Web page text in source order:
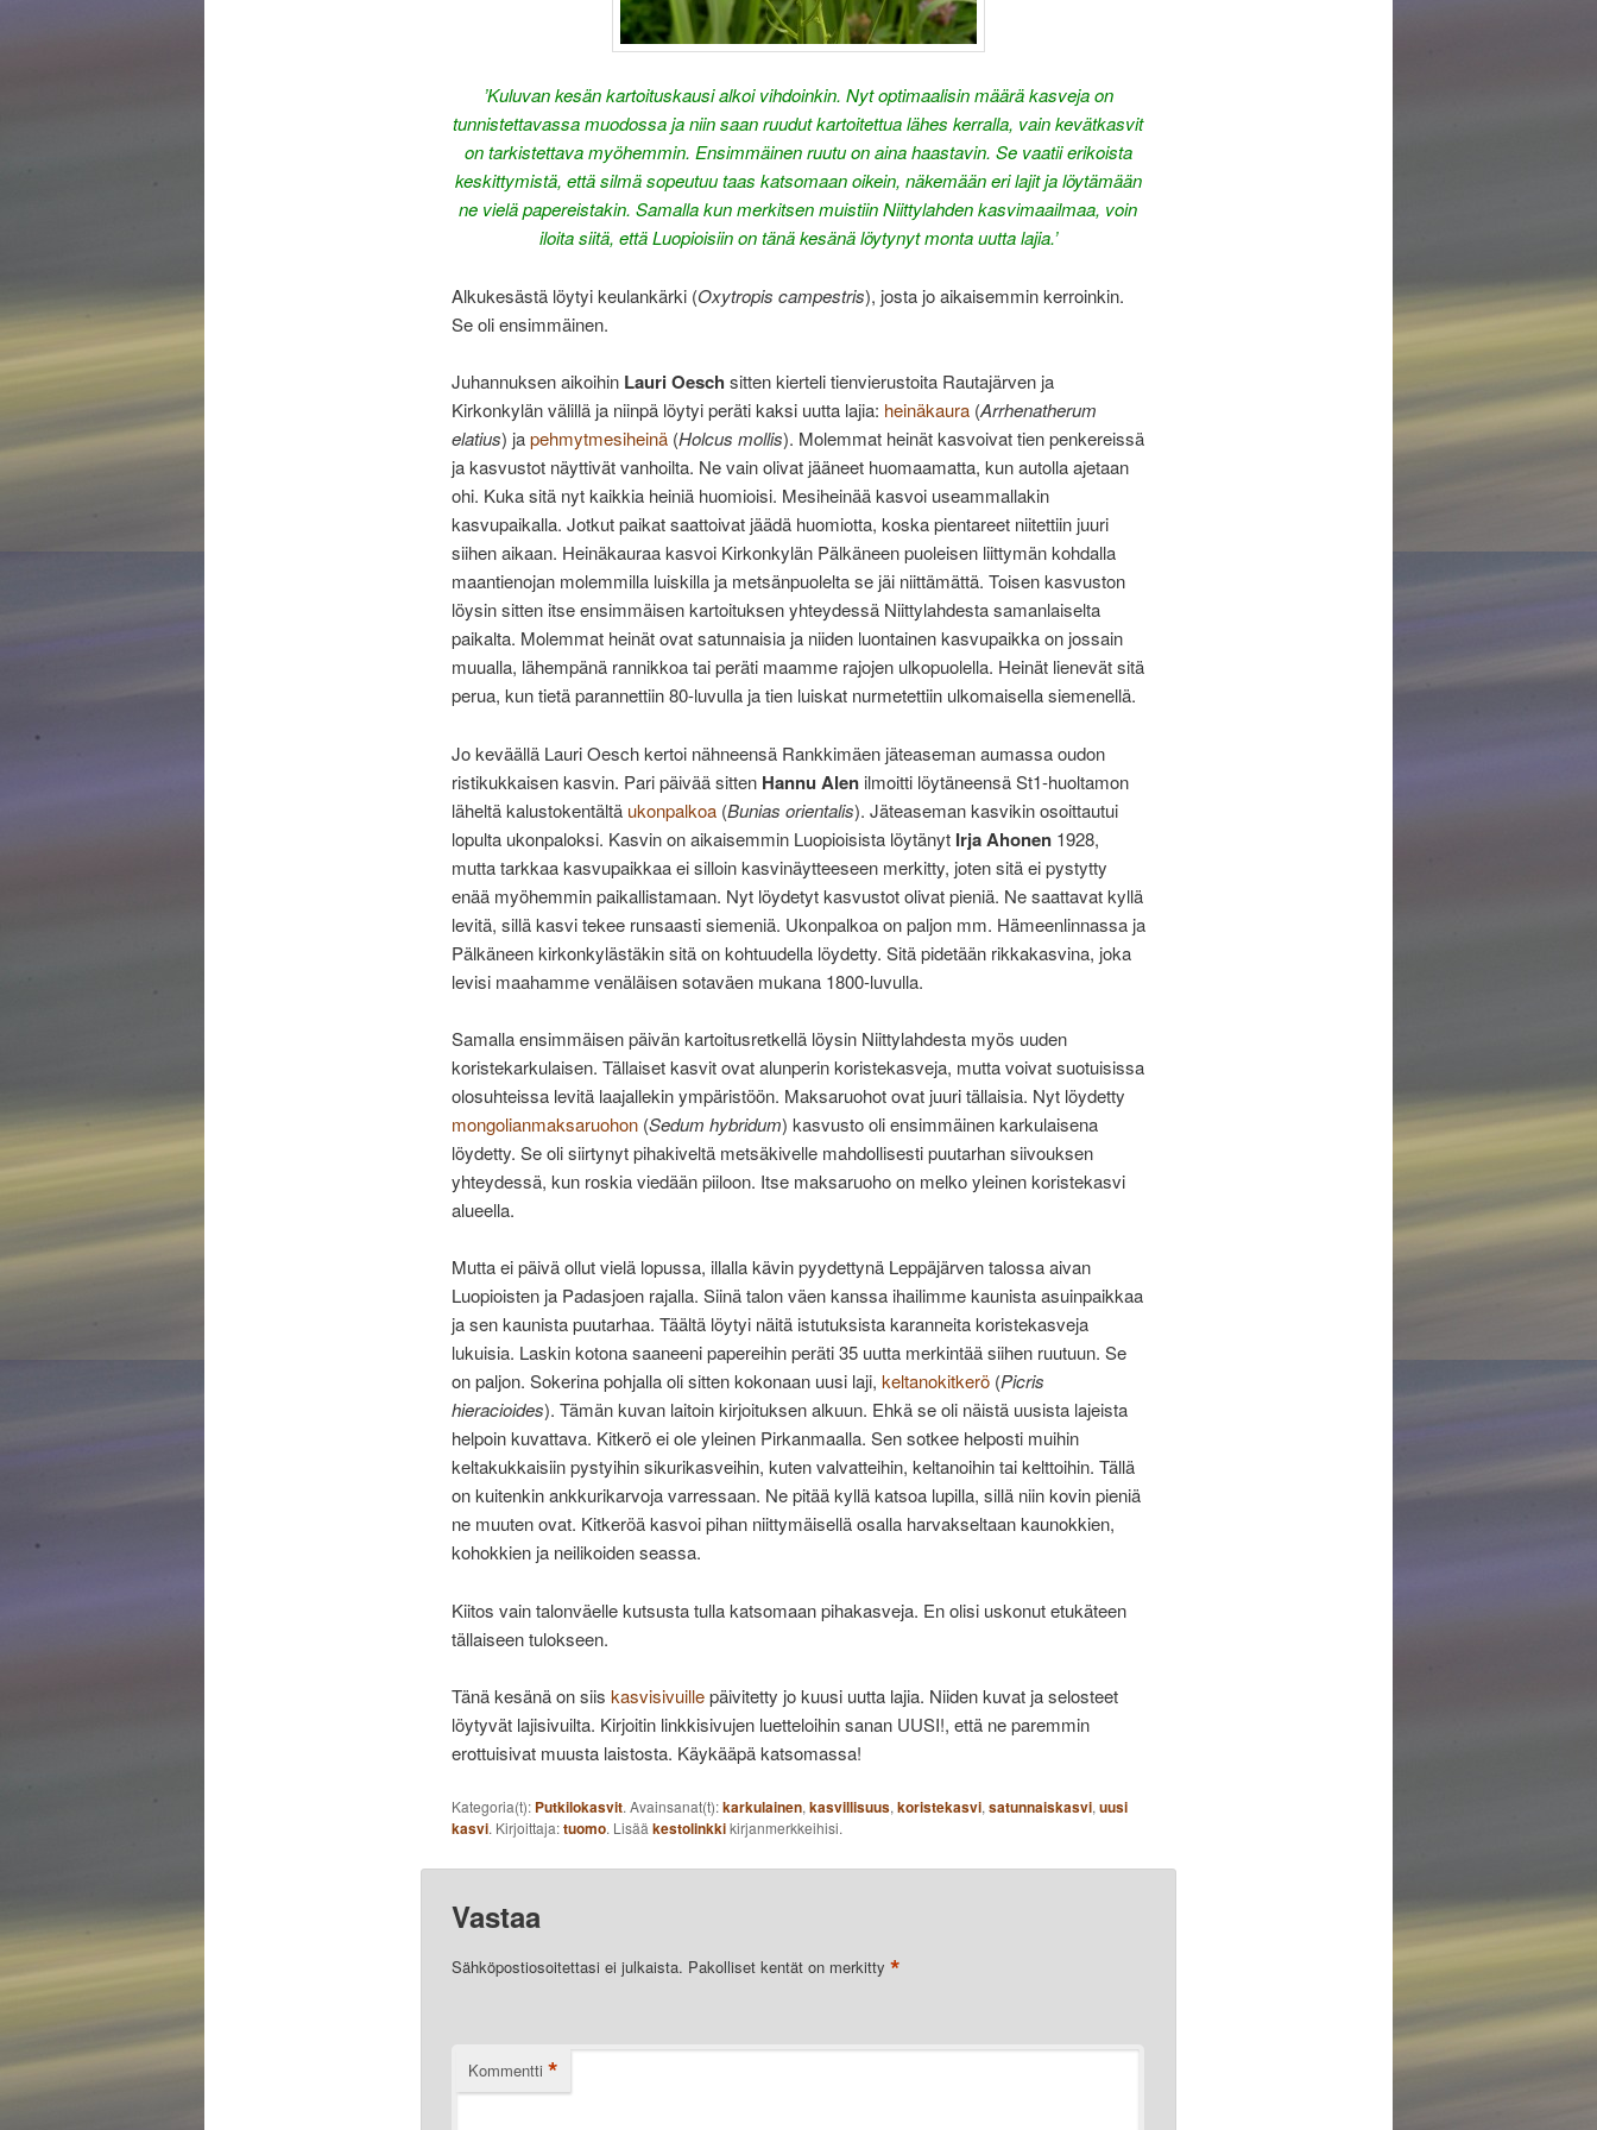
’Kuluvan kesän kartoituskausi alkoi vihdoinkin. Nyt optimaalisin määrä kasveja on
tunnistettavassa muodossa ja niin saan ruudut kartoitettua lähes kerralla, vain kevätkasvit
on tarkistettava myöhemmin. Ensimmäinen ruutu on aina haastavin. Se vaatii erikoista
keskittymistä, että silmä sopeutuu taas katsomaan oikein, näkemään eri lajit ja löytämään
ne vielä papereistakin. Samalla kun merkitsen muistiin Niittylahden kasvimaailmaa, voin
iloita siitä, että Luopioisiin on tänä kesänä löytynyt monta uutta lajia.’
Alkukesästä löytyi keulankärki (Oxytropis campestris), josta jo aikaisemmin kerroinkin.
Se oli ensimmäinen.
Juhannuksen aikoihin Lauri Oesch sitten kierteli tienvierustoita Rautajärven ja
Kirkonkylän välillä ja niinpä löytyi peräti kaksi uutta lajia: heinäkaura(Arrhenatherum
elatius) japehmytmesiheinä(Holcus mollis). Molemmat heinät kasvoivat tien penkereissä
ja kasvustot näyttivät vanhoilta. Ne vain olivat jääneet huomaamatta, kun autolla ajetaan
ohi. Kuka sitä nyt kaikkia heiniä huomioisi. Mesiheinää kasvoi useammallakin
kasvupaikalla. Jotkut paikat saattoivat jäädä huomiotta, koska pientareet niitettiin juuri
siihen aikaan. Heinäkauraa kasvoi Kirkonkylän Pälkäneen puoleisen liittymän kohdalla
maantienojan molemmilla luiskilla ja metsänpuolelta se jäi niittämättä. Toisen kasvuston
löysin sitten itse ensimmäisen kartoituksen yhteydessä Niittylahdesta samanlaiselta
paikalta. Molemmat heinät ovat satunnaisia ja niiden luontainen kasvupaikka on jossain
muualla, lähempänä rannikkoa tai peräti maamme rajojen ulkopuolella. Heinät lienevät sitä
perua, kun tietä parannettiin 80-luvulla ja tien luiskat nurmetettiin ulkomaisella siemenellä.
Jo keväällä Lauri Oesch kertoi nähneensä Rankkimäen jäteaseman aumassa oudon
ristikukkaisen kasvin. Pari päivää sitten Hannu Alenilmoitti löytäneensä St1-huoltamon
läheltä kalustokentältä ukonpalkoa(Bunias orientalis). Jäteaseman kasvikin osoittautui
lopulta ukonpaloksi. Kasvin on aikaisemmin Luopioisista löytänyt Irja Ahonen1928,
mutta tarkkaa kasvupaikkaa ei silloin kasvinäytteeseen merkitty, joten sitä ei pystytty
enää myöhemmin paikallistamaan. Nyt löydetyt kasvustot olivat pieniä. Ne saattavat kyllä
levitä, sillä kasvi tekee runsaasti siemeniä. Ukonpalkoa on paljon mm. Hämeenlinnassa ja
Pälkäneen kirkonkylästäkin sitä on kohtuudella löydetty. Sitä pidetään rikkakasvina, joka
levisi maahamme venäläisen sotaväen mukana 1800-luvulla.
Samalla ensimmäisen päivän kartoitusretkellä löysin Niittylahdesta myös uuden
koristekarkulaisen. Tällaiset kasvit ovat alunperin koristekasveja, mutta voivat suotuisissa
olosuhteissa levitä laajallekin ympäristöön. Maksaruohot ovat juuri tällaisia. Nyt löydetty
mongolianmaksaruohon(Sedum hybridum) kasvusto oli ensimmäinen karkulaisena
löydetty. Se oli siirtynyt pihakiveltä metsäkivelle mahdollisesti puutarhan siivouksen
yhteydessä, kun roskia viedään piiloon. Itse maksaruoho on melko yleinen koristekasvi
alueella.
Mutta ei päivä ollut vielä lopussa, illalla kävin pyydettynä Leppäjärven talossa aivan
Luopioisten ja Padasjoen rajalla. Siinä talon väen kanssa ihailimme kaunista asuinpaikkaa
ja sen kaunista puutarhaa. Täältä löytyi näitä istutuksista karanneita koristekasveja
lukuisia. Laskin kotona saaneeni papereihin peräti 35 uutta merkintää siihen ruutuun. Se
on paljon. Sokerina pohjalla oli sitten kokonaan uusi laji, keltanokitkerö(Picris
hieracioides). Tämän kuvan laitoin kirjoituksen alkuun. Ehkä se oli näistä uusista lajeista
helpoin kuvattava. Kitkerö ei ole yleinen Pirkanmaalla. Sen sotkee helposti muihin
keltakukkaisiin pystyihin sikurikasveihin, kuten valvatteihin, keltanoihin tai kelttoihin. Tällä
on kuitenkin ankkurikarvoja varressaan. Ne pitää kyllä katsoa lupilla, sillä niin kovin pieniä
ne muuten ovat. Kitkeröä kasvoi pihan niittymäisellä osalla harvakseltaan kaunokkien,
kohokkien ja neilikoiden seassa.
Kiitos vain talonväelle kutsusta tulla katsomaan pihakasveja. En olisi uskonut etukäteen
tällaiseen tulokseen.
Tänä kesänä on siis kasvisivuillepäivitetty jo kuusi uutta lajia. Niiden kuvat ja selosteet
löytyvät lajisivuilta. Kirjoitin linkkisivujen luetteloihin sanan UUSI!, että ne paremmin
erottuisivat muusta laistosta. Käykääpä katsomassa!
Kategoria(t): Putkilokasvit. Avainsanat(t):karkulainen,kasvillisuus,koristekasvi,satunnaiskasvi,uusi
kasvi. Kirjoittaja:tuomo. Lisääkestolinkkikirjanmerkkeihisi.
Vastaa
Sähköpostiosoitettasi ei julkaista. Pakolliset kentät on merkitty *
Kommentti *